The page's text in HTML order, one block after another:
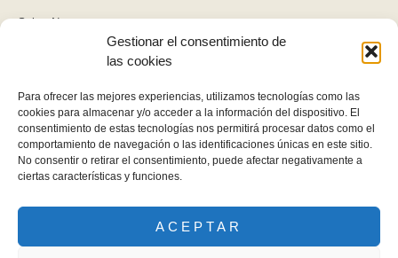
Gestionar el consentimiento de
las cookies
Para ofrecer las mejores experiencias, utilizamos tecnologías como las
cookies para almacenar y/o acceder a la información del dispositivo. El
consentimiento de estas tecnologías nos permitirá procesar datos como el
comportamiento de navegación o las identificaciones únicas en este sitio.
No consentir o retirar el consentimiento, puede afectar negativamente a
ciertas características y funciones.
ACEPTAR
Sobre Nosotros
Política de privacidad
Aviso legal y cookies
Derecho de desistimiento